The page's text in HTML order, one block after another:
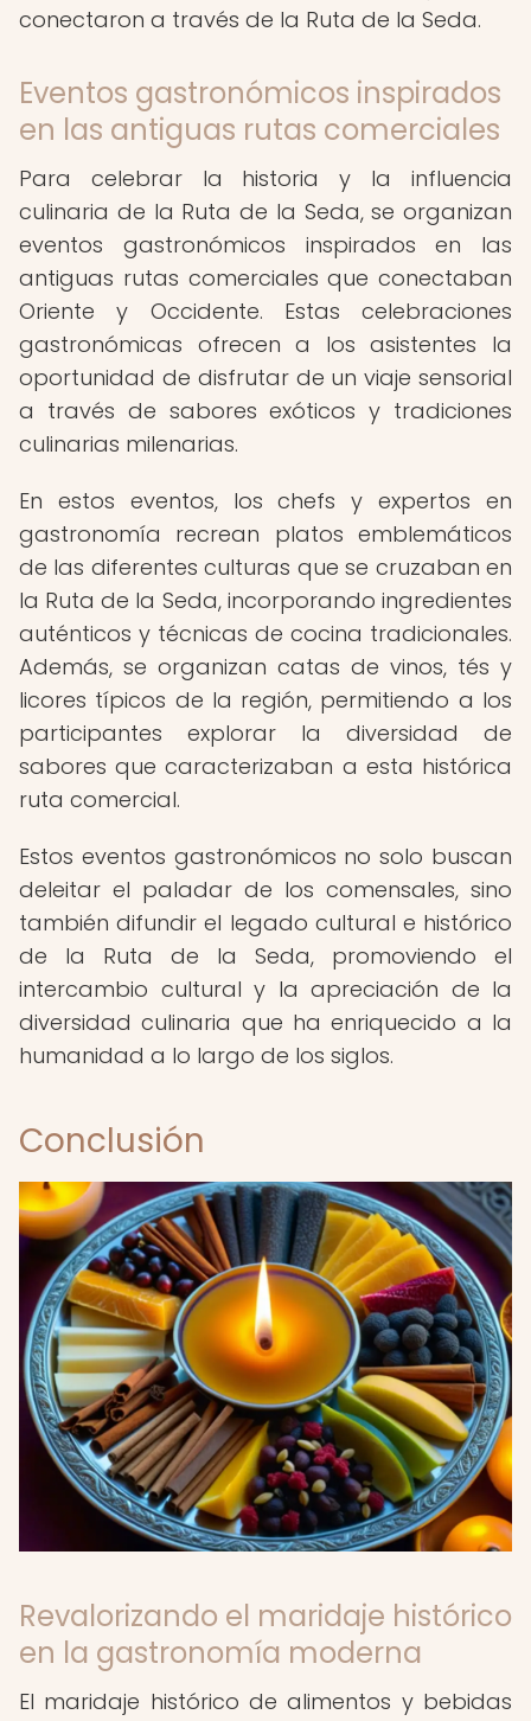
conectaron a través de la Ruta de la Seda.
Eventos gastronómicos inspirados
en las antiguas rutas comerciales
Para celebrar la historia y la influencia
culinaria de la Ruta de la Seda, se organizan
eventos gastronómicos inspirados en las
antiguas rutas comerciales que conectaban
Oriente y Occidente. Estas celebraciones
gastronómicas ofrecen a los asistentes la
oportunidad de disfrutar de un viaje sensorial
a través de sabores exóticos y tradiciones
culinarias milenarias.
En estos eventos, los chefs y expertos en
gastronomía recrean platos emblemáticos
de las diferentes culturas que se cruzaban en
la Ruta de la Seda, incorporando ingredientes
auténticos y técnicas de cocina tradicionales.
Además, se organizan catas de vinos, tés y
licores típicos de la región, permitiendo a los
participantes explorar la diversidad de
sabores que caracterizaban a esta histórica
ruta comercial.
Estos eventos gastronómicos no solo buscan
deleitar el paladar de los comensales, sino
también difundir el legado cultural e histórico
de la Ruta de la Seda, promoviendo el
intercambio cultural y la apreciación de la
diversidad culinaria que ha enriquecido a la
humanidad a lo largo de los siglos.
Conclusión
Revalorizando el maridaje histórico
en la gastronomía moderna
El maridaje histórico de alimentos y bebidas